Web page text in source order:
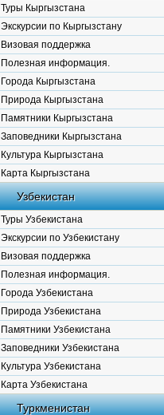
Туры Кыргызстана
Экскурсии по Кыргызстану
Визовая поддержка
Полезная информация.
Города Кыргызстана
Природа Кыргызстана
Памятники Кыргызстана
Заповедники Кыргызстана
Культура Кыргызстана
Карта Кыргызстана
Узбекистан
Туры Узбекистана
Экскурсии по Узбекистану
Визовая поддержка
Полезная информация.
Города Узбекистана
Природа Узбекистана
Памятники Узбекистана
Заповедники Узбекистана
Культура Узбекистана
Карта Узбекистана
Туркменистан